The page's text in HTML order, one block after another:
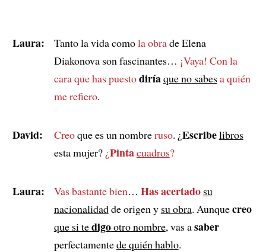
Laura: Tanto la vida comola obrade Elena
Diakonova son fascinantes… ¡Vaya! Con la
cara que has puestodiríaque no sabesa quién
me refiero.
David: Creoque es un nombreruso. ¿Escribelibros
esta mujer? ¿Pintacuadros?
Laura: Vas bastante bien… Has acertado su
nacionalidadde origen y su obra. Aunquecreo
que si tedigootro nombre, vas asaber
perfectamentede quién hablo.